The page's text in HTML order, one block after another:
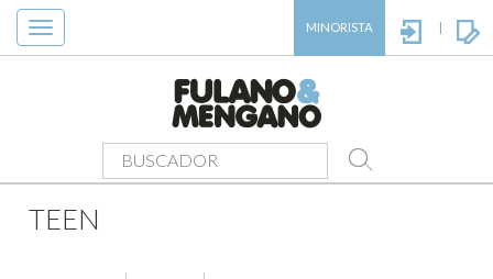
Toggle
navigation
MINORISTA
TEEN>ALMOHADON
TEEN